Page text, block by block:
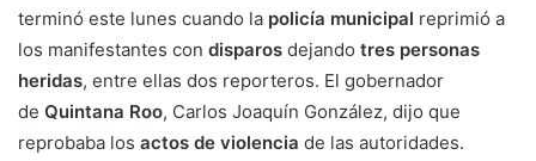
terminó este lunes cuando la policía municipal reprimió a
los manifestantes con disparos dejando tres personas
heridas, entre ellas dos reporteros. El gobernador
de Quintana Roo, Carlos Joaquín González, dijo que
reprobaba los actos de violencia de las autoridades.